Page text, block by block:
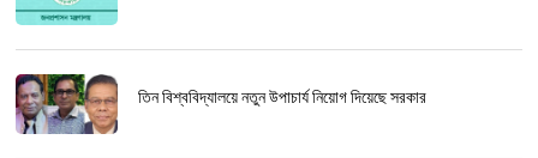
তিন বিশ্ববিদ্যালয়ে নতুন উপাচার্য নিয়োগ দিয়েছে সরকার